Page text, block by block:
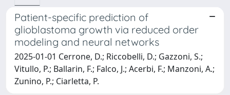
Patient-specific prediction of
glioblastoma growth via reduced order
modeling and neural networks
2025-01-01 Cerrone, D.; Riccobelli, D.; Gazzoni, S.;
Vitullo, P.; Ballarin, F.; Falco, J.; Acerbi, F.; Manzoni, A.;
Zunino, P.; Ciarletta, P.